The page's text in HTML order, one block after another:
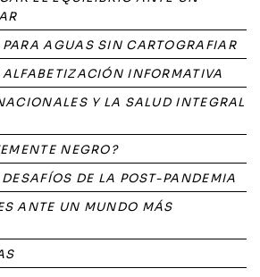
AGUAS SIN CARTOGRAFIAR
INFORMATIVA
Y LA SALUD INTEGRAL
NEGRO?
DE LA POST-PANDEMIA
ANTE UN MUNDO MÁS